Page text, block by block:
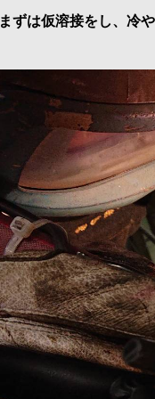
まずは仮溶接をし、冷